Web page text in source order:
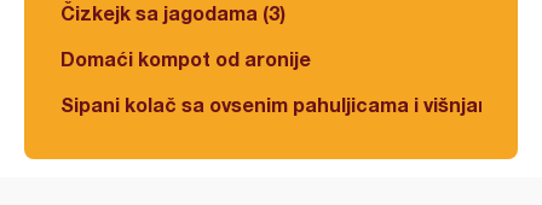
Čizkejk sa jagodama (3)
Domaći kompot od aronije
Sipani kolač sa ovsenim pahuljicama i višnjama